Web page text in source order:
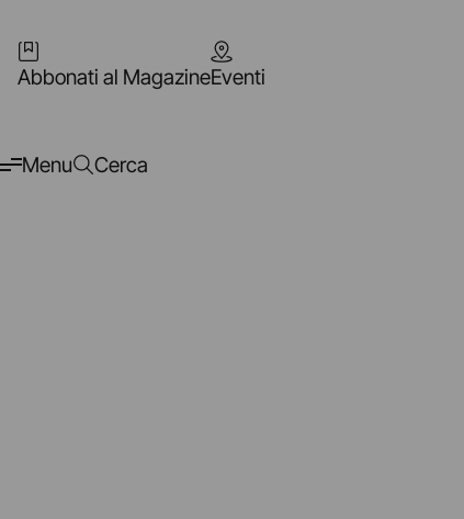
Abbonati al MagazineEventi
Menu Cerca